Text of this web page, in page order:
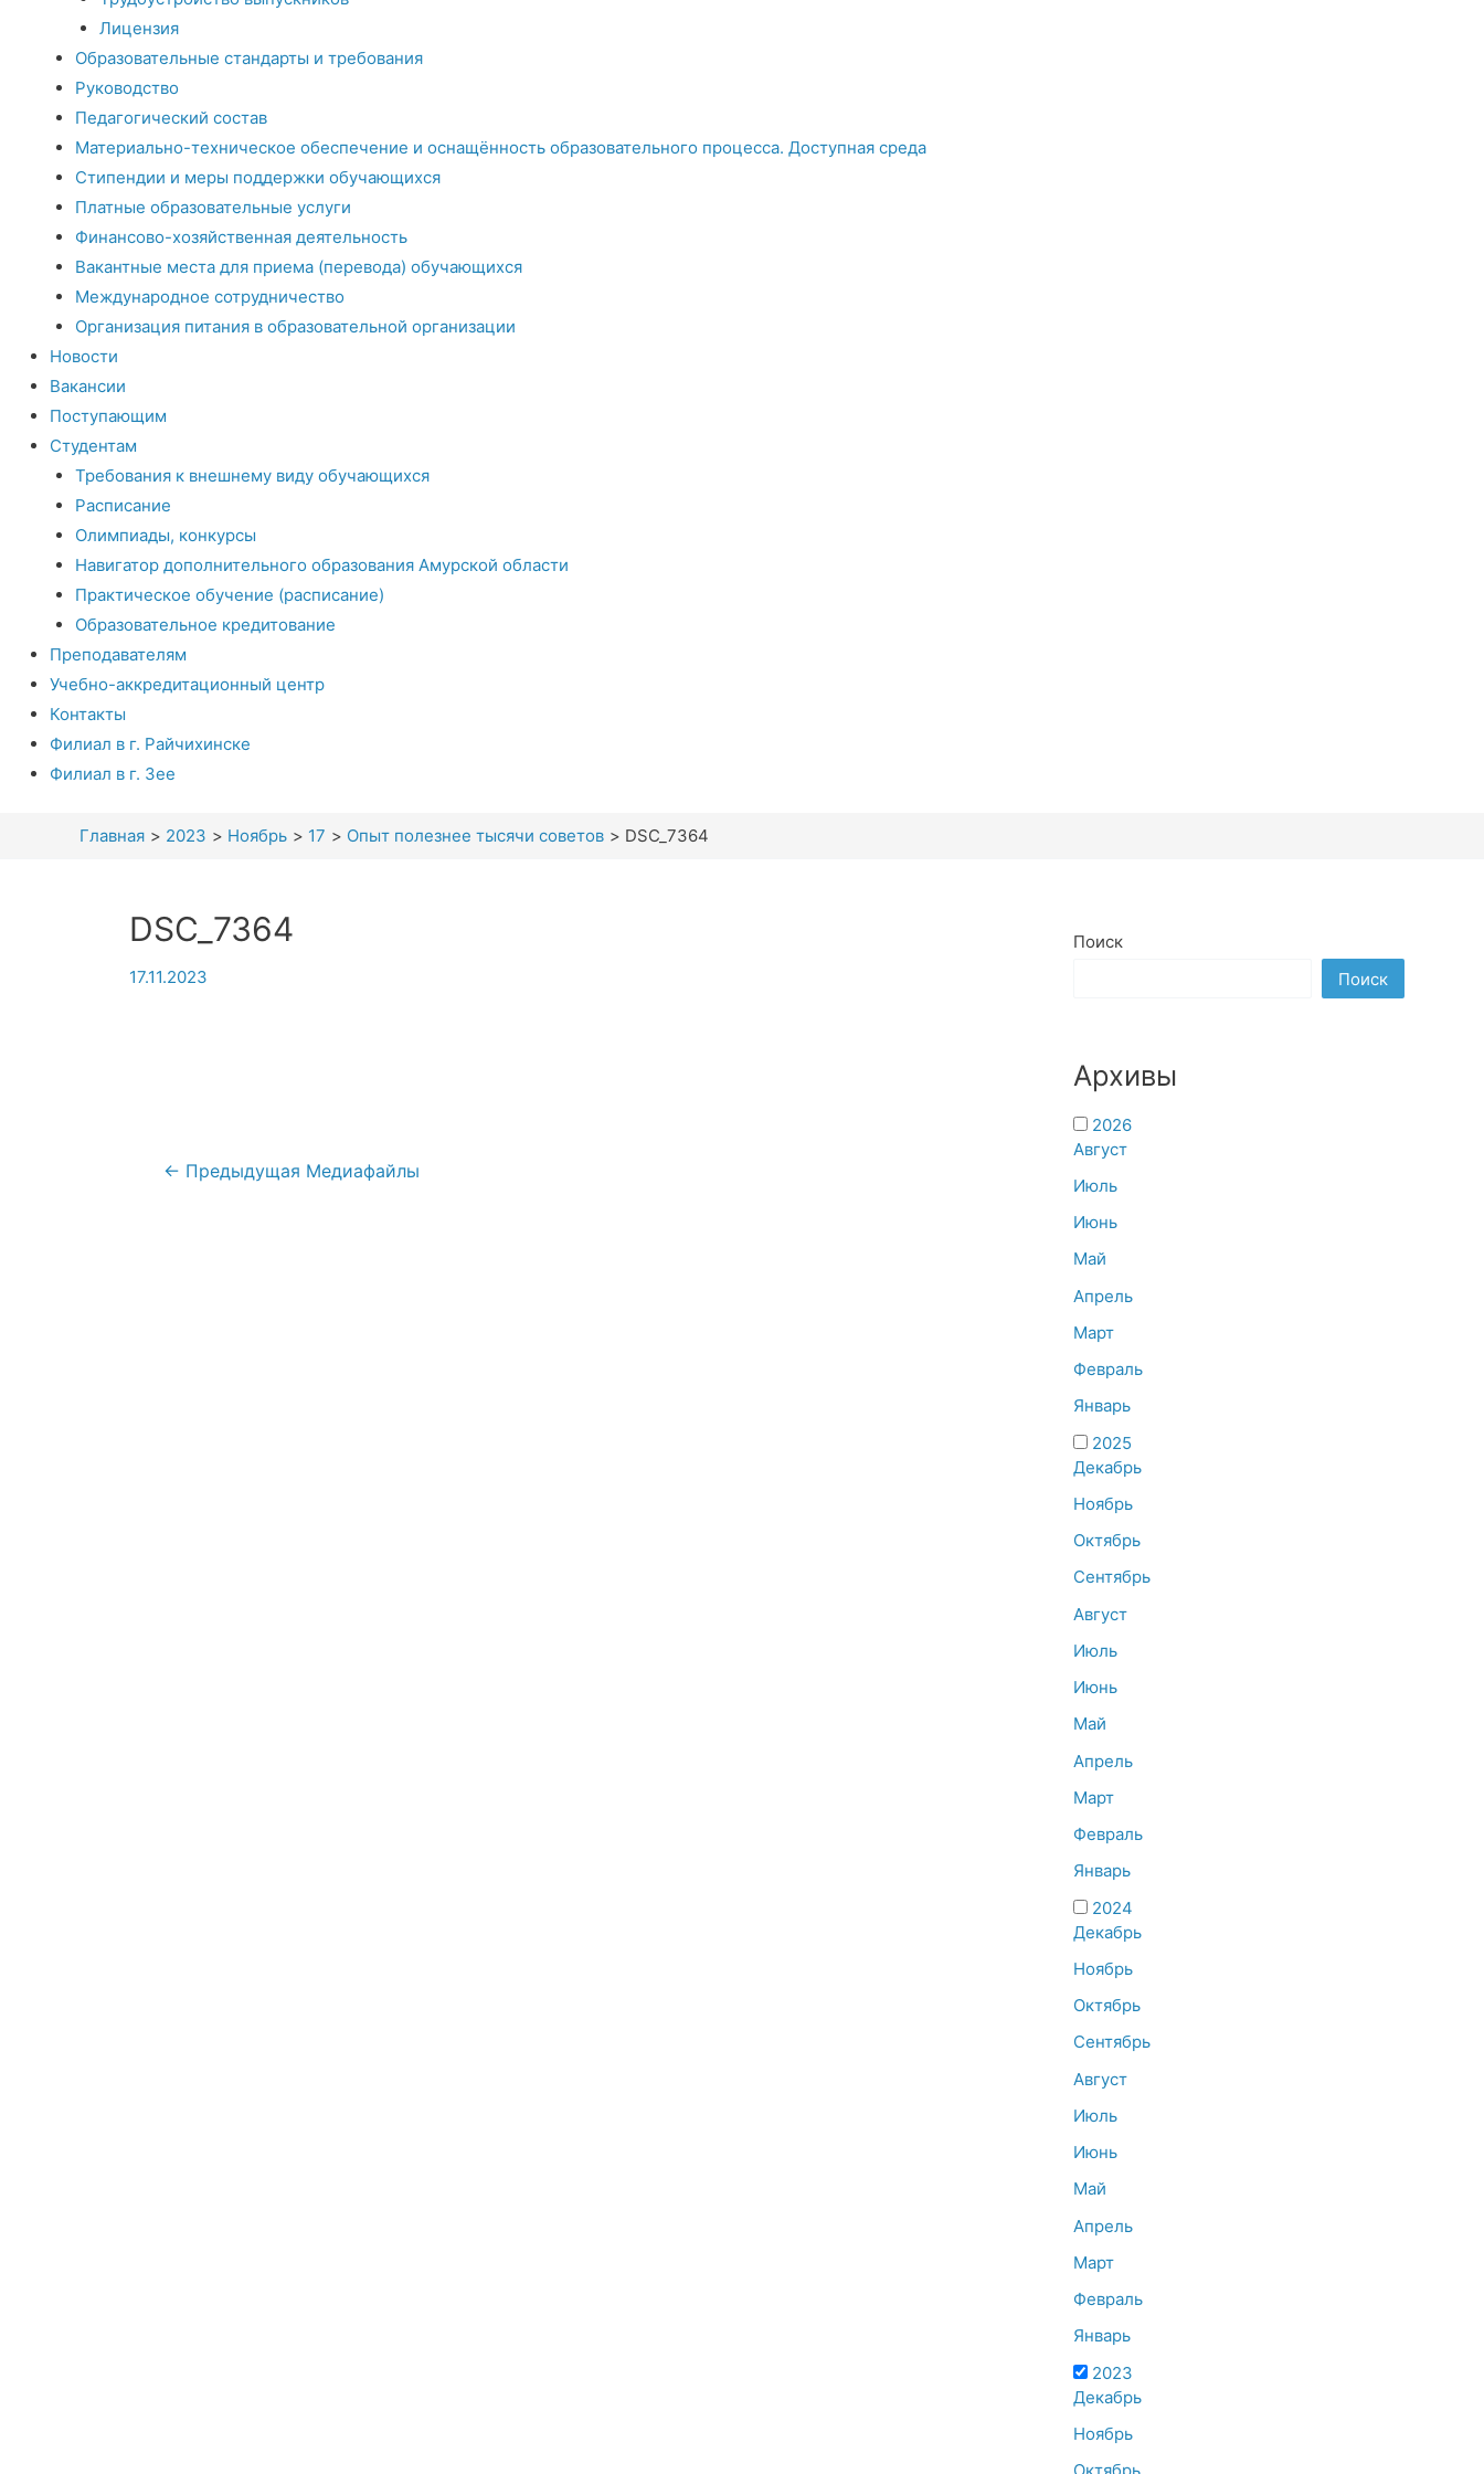
Лицензия
Образовательные стандарты и требования
Руководство
Педагогический состав
Материально-техническое обеспечение и оснащённость образовательного процесса. Доступная среда
Стипендии и меры поддержки обучающихся
Платные образовательные услуги
Финансово-хозяйственная деятельность
Вакантные места для приема (перевода) обучающихся
Международное сотрудничество
Организация питания в образовательной организации
Новости
Вакансии
Поступающим
Студентам
Требования к внешнему виду обучающихся
Расписание
Олимпиады, конкурсы
Навигатор дополнительного образования Амурской области
Практическое обучение (расписание)
Образовательное кредитование
Преподавателям
Учебно-аккредитационный центр
Контакты
Филиал в г. Райчихинске
Филиал в г. Зее
Главная 2023 Ноябрь 17 Опыт полезнее тысячи советов DSC_7364
DSC_7364
17.11.2023
Навигация
← Предыдущая Медиафайлы
Поиск
Поиск
Архивы
2026
Август
Июль
Июнь
Май
Апрель
Март
Февраль
Январь
2025
Декабрь
Ноябрь
Октябрь
Сентябрь
Август
Июль
Июнь
Май
Апрель
Март
Февраль
Январь
2024
Декабрь
Ноябрь
Октябрь
Сентябрь
Август
Июль
Июнь
Май
Апрель
Март
Февраль
Январь
2023
Декабрь
Ноябрь